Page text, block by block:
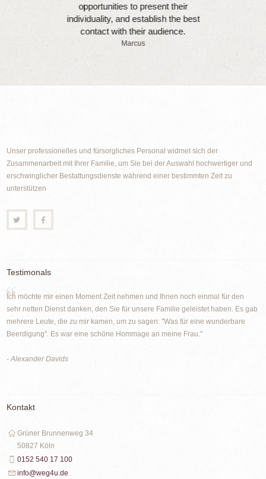
opportunities to present their
individuality, and establish the best
contact with their audience.
Marcus
Unser professionelles und fürsorgliches Personal widmet sich der
Zusammenarbeit mit Ihrer Familie, um Sie bei der Auswahl hochwertiger und
erschwinglicher Bestattungsdienste während einer bestimmten Zeit zu
unterstützen
Testimonals
Ich möchte mir einen Moment Zeit nehmen und Ihnen noch einmal für den
sehr netten Dienst danken, den Sie für unsere Familie geleistet haben. Es gab
mehrere Leute, die zu mir kamen, um zu sagen: "Was für eine wunderbare
Beerdigung". Es war eine schöne Hommage an meine Frau."
- Alexander Davids
Kontakt
Grüner Brunnenweg 34
50827 Köln
0152 540 17 100
info@weg4u.de